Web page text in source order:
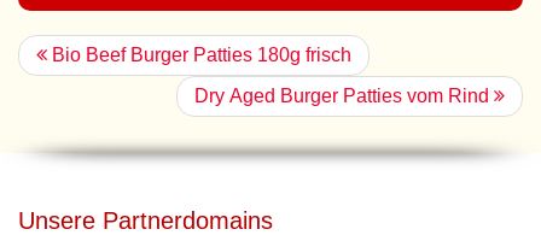
Bio Beef Burger Patties 180g frisch
Dry Aged Burger Patties vom Rind
Unsere Partnerdomains